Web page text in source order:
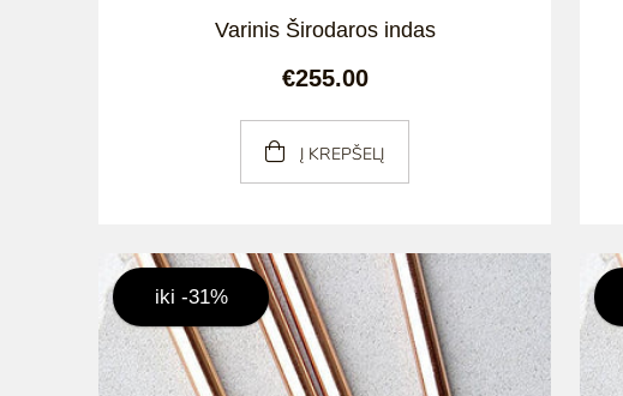
Varinis Širodaros indas
€255.00
Į KREPŠELĮ
iki -31%